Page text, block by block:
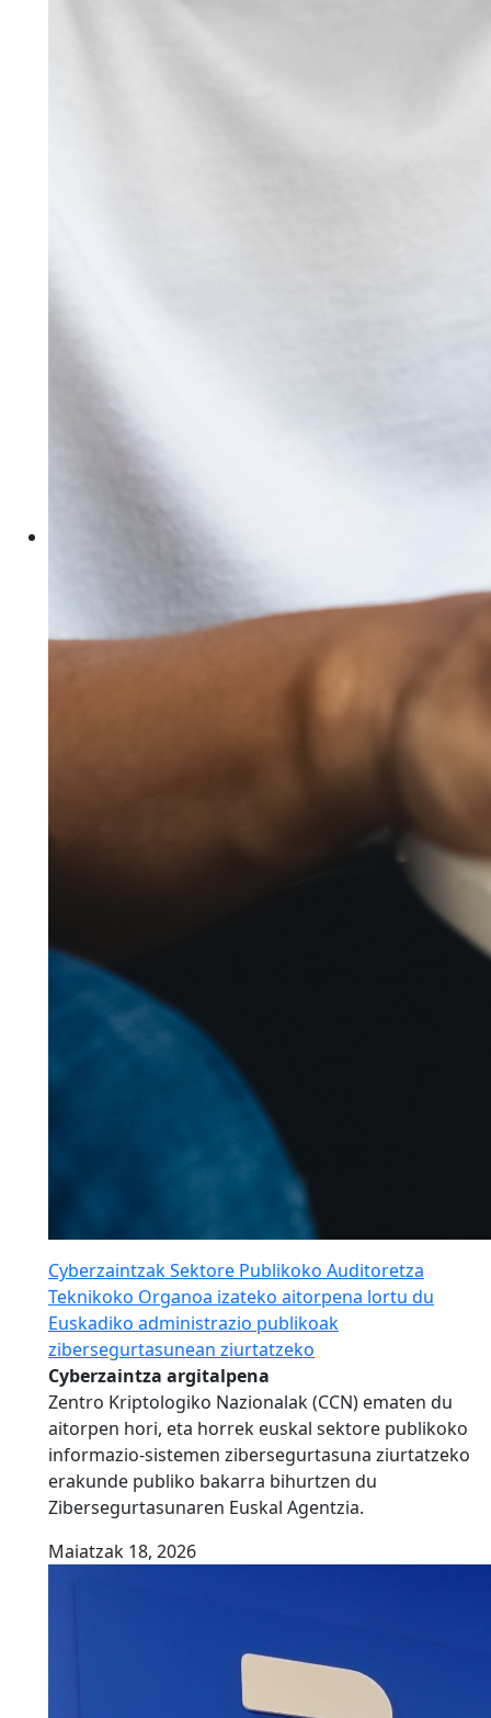
Cyberzaintzak Sektore Publikoko Auditoretza
Teknikoko Organoa izateko aitorpena lortu du
Euskadiko administrazio publikoak
zibersegurtasunean ziurtatzeko
Cyberzaintza argitalpena
Zentro Kriptologiko Nazionalak (CCN) ematen du
aitorpen hori, eta horrek euskal sektore publikoko
informazio-sistemen zibersegurtasuna ziurtatzeko
erakunde publiko bakarra bihurtzen du
Zibersegurtasunaren Euskal Agentzia.
Maiatzak 18, 2026